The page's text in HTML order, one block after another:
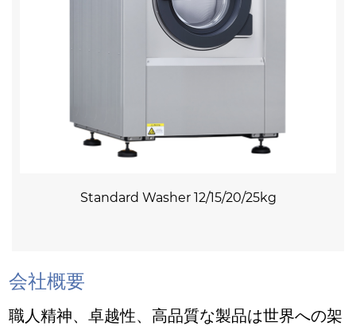
Standard Washer 12/15/20/25kg
会社概要
職人精神、卓越性、高品質な製品は世界への架